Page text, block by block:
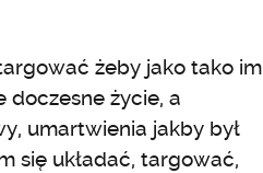
żeby jako tako im
doczesne życie, a
umartwienia jakby był
się układać, targować,